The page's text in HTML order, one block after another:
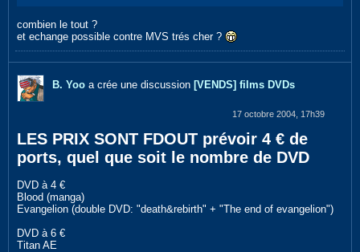
combien le tout ?
et echange possible contre MVS trés cher ?
B. Yoo a crée une discussion [VENDS] films DVDs
17 octobre 2004, 17h39
LES PRIX SONT FDOUT prévoir 4 € de
ports, quel que soit le nombre de DVD
DVD à 4 €
Blood (manga)
Evangelion (double DVD: "death&rebirth" + "The end of evangelion")
DVD à 6 €
Titan AE